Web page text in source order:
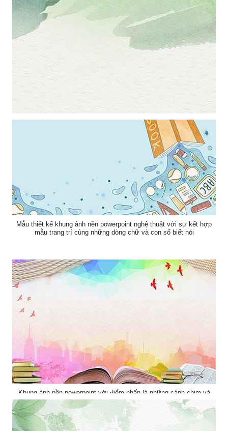
kết hợp với khung hình nghệ thuật
Khung ảnh nền powerpoint với những mảng màu xanh kết hợp nghệ
Mẫu thiết kế khung ảnh nền powerpoint nghệ thuật với sự kết hợp
mẫu trang trí cùng những dòng chữ và con số biết nói
Khung ảnh nền powerpoint với điểm nhấn là những cánh chim và
cuốn sách